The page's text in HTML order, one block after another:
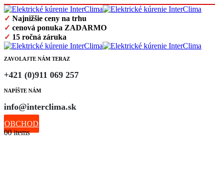
✓ Najnižšie ceny na trhu
✓ cenová ponuka ZADARMO
✓ 15 ročná záruka
ZAVOLAJTE NÁM TERAZ
+421 (0)911 069 257
NAPÍŠTE NÁM
info@interclima.sk
OBCHOD
00 items